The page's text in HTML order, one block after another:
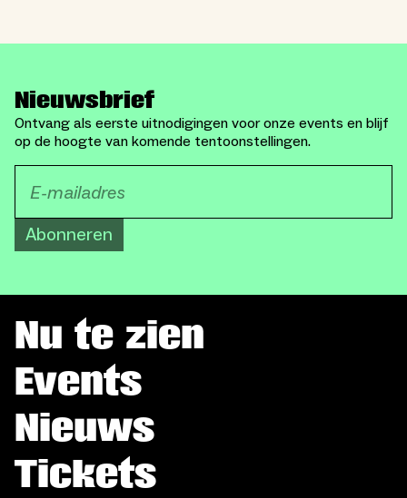
Nieuwsbrief
Ontvang als eerste uitnodigingen voor onze events en blijf
op de hoogte van komende tentoonstellingen.
Abonneren
Nu te zien
Events
Nieuws
Tickets